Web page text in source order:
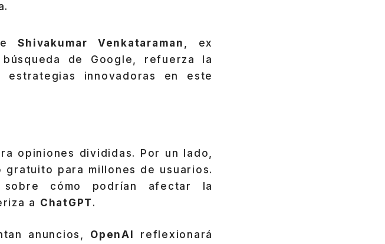
Shivakumar Venkataraman
, ex
de Google, refuerza la
estrategias innovadoras en este
opiniones divididas. Por un lado,
gratuito para millones de usuarios.
cómo podrían afectar la
a ChatGPT .
anuncios, OpenAI
reflexionará